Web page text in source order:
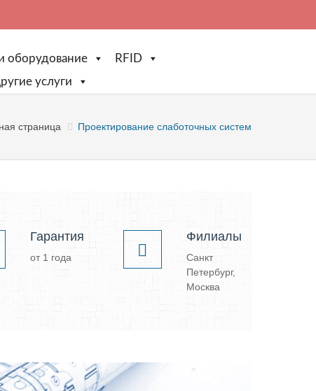
оборудование
RFID
услуги
страница Проектирование слаботочных систем
Гарантия
от 1 года
Филиалы
Санкт
Петербург,
Москва